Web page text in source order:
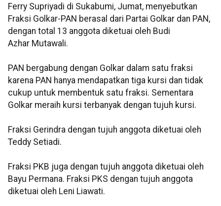
Ferry Supriyadi di Sukabumi, Jumat, menyebutkan
Fraksi Golkar-PAN berasal dari Partai Golkar dan PAN,
dengan total 13 anggota diketuai oleh Budi
Azhar Mutawali.
PAN bergabung dengan Golkar dalam satu fraksi
karena PAN hanya mendapatkan tiga kursi dan tidak
cukup untuk membentuk satu fraksi. Sementara
Golkar meraih kursi terbanyak dengan tujuh kursi.
Fraksi Gerindra dengan tujuh anggota diketuai oleh
Teddy Setiadi.
Fraksi PKB juga dengan tujuh anggota diketuai oleh
Bayu Permana. Fraksi PKS dengan tujuh anggota
diketuai oleh Leni Liawati.